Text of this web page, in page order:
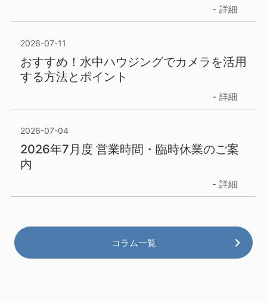
詳細
2026-07-11
おすすめ！水中ハウジングでカメラを活用
する方法とポイント
詳細
2026-07-04
2026年7月度 営業時間・臨時休業のご案
内
詳細
コラム一覧